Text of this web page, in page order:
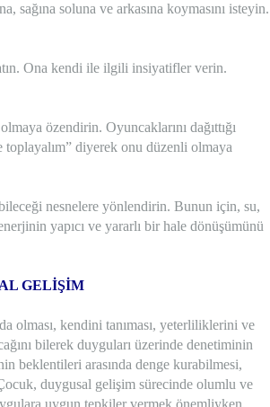
sağına soluna ve arkasına koymasını isteyin.
Ona kendi ile ilgili insiyatifler verin.
özendirin. Oyuncaklarını dağıttığı
diyerek onu düzenli olmaya
nesnelere yönlendirin. Bunun için, su,
yapıcı ve yararlı bir hale dönüşümünü
GELİŞİM
olması, kendini tanıması, yeterliliklerini ve
bilerek duyguları üzerinde denetiminin
beklentileri arasında denge kurabilmesi,
duygusal gelişim sürecinde olumlu ve
uygun tepkiler vermek önemliyken,